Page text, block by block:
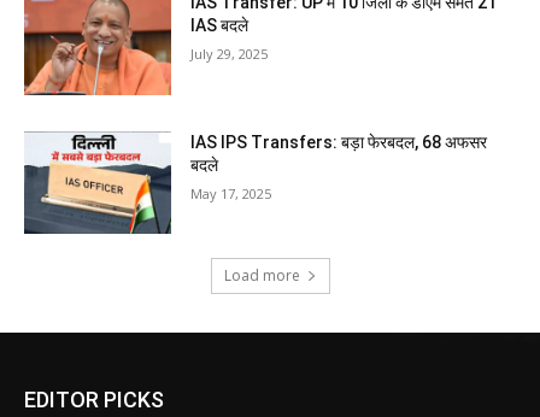
IAS बदले
July 29, 2025
IAS IPS Transfers: बड़ा फेरबदल, 68 अफसर
बदले
May 17, 2025
Load more
EDITOR PICKS